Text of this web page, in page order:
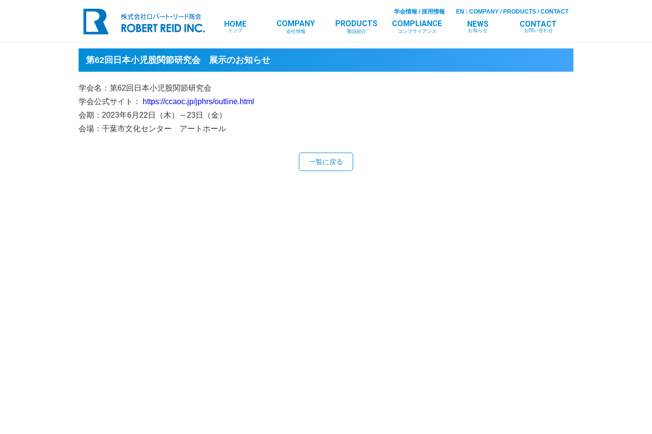
学会情報 /採用情報 EN : COMPANY / PRODUCTS /CONTACT
HOME
トップ
COMPANY
会社情報
PRODUCTS
製品紹介
COMPLIANCE
コンプライアンス
NEWS
お知らせ
CONTACT
お問い合わせ
第62回日本小児股関節研究会 展示のお知らせ
学会名：第62回日本小児股関節研究会
学会公式サイト： https://ccaoc.jp/jphrs/outline.html
会期：2023年6月22日（木）～23日（金）
会場：千葉市文化センター アートホール
一覧に戻る